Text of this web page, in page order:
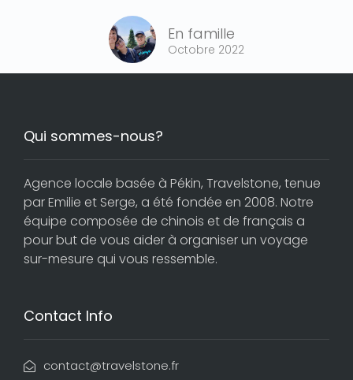
En famille
Octobre 2022
Qui sommes-nous?
Agence locale basée à Pékin, Travelstone, tenue
par Emilie et Serge, a été fondée en 2008. Notre
équipe composée de chinois et de français a
pour but de vous aider à organiser un voyage
sur-mesure qui vous ressemble.
Contact Info
contact@travelstone.fr